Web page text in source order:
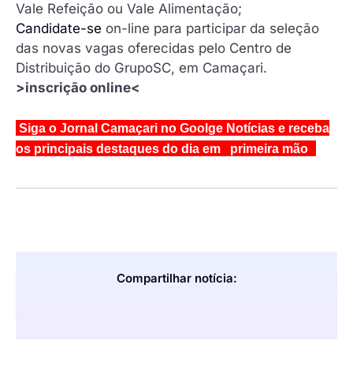
Vale Refeição ou Vale Alimentação;
Candidate-se on-line para participar da seleção
das novas vagas oferecidas pelo Centro de
Distribuição do GrupoSC, em Camaçari.
>inscrição online<
Siga o Jornal Camaçari no Goolge Notícias e receba
os principais destaques do dia em primeira mão
Compartilhar notícia: